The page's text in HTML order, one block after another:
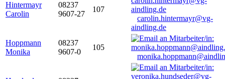
Hintermayr
Carolin
08237
9607-27
107
carolin.hintermayr@vg-
aindling.de
Hoppmann
Monika
08237
9607-0
105